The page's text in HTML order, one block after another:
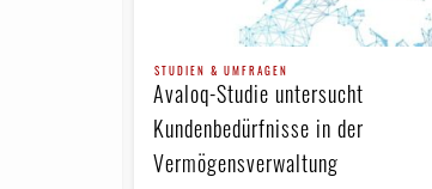
STUDIEN & UMFRAGEN
Avaloq-Studie untersucht
Kundenbedürfnisse in der
Vermögensverwaltung